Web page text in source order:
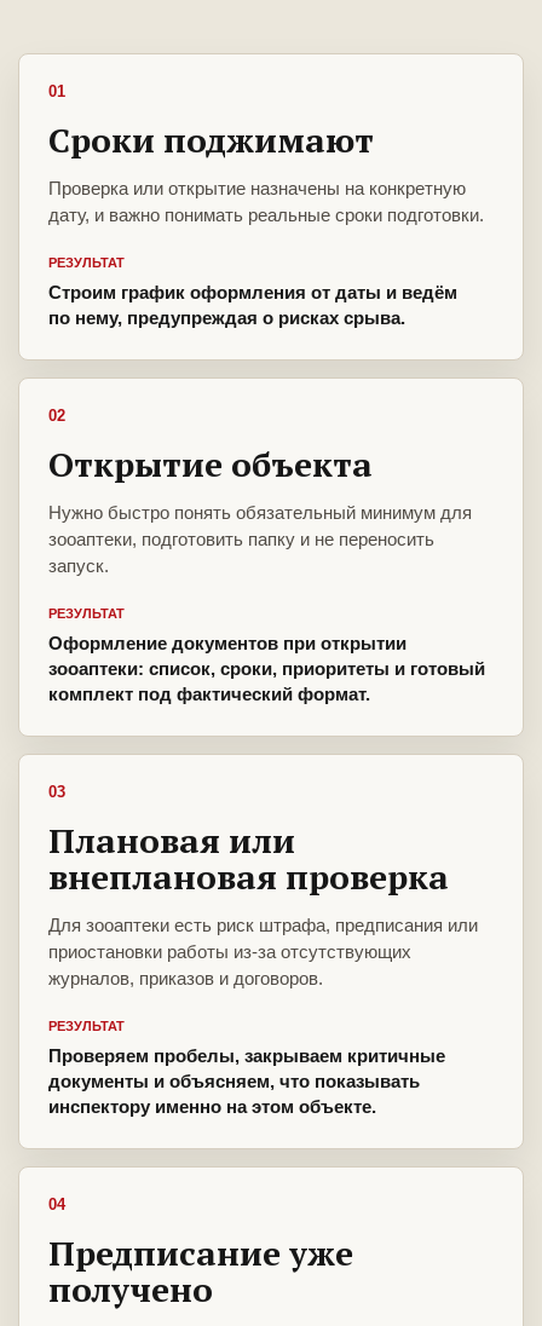
01
Сроки поджимают
Проверка или открытие назначены на конкретную
дату, и важно понимать реальные сроки подготовки.
РЕЗУЛЬТАТ
Строим график оформления от даты и ведём
по нему, предупреждая о рисках срыва.
02
Открытие объекта
Нужно быстро понять обязательный минимум для
зооаптеки, подготовить папку и не переносить
запуск.
РЕЗУЛЬТАТ
Оформление документов при открытии
зооаптеки: список, сроки, приоритеты и готовый
комплект под фактический формат.
03
Плановая или
внеплановая проверка
Для зооаптеки есть риск штрафа, предписания или
приостановки работы из-за отсутствующих
журналов, приказов и договоров.
РЕЗУЛЬТАТ
Проверяем пробелы, закрываем критичные
документы и объясняем, что показывать
инспектору именно на этом объекте.
04
Предписание уже
получено